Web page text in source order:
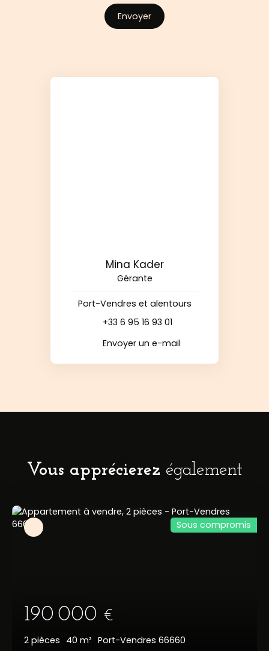
Envoyer
Mina Kader
Gérante
Port-Vendres et alentours
+33 6 95 16 93 01
Envoyer un e-mail
Vous apprécierez également
190 000 €
2 pièces 40 m² Port-Vendres 66660
Sous compromis